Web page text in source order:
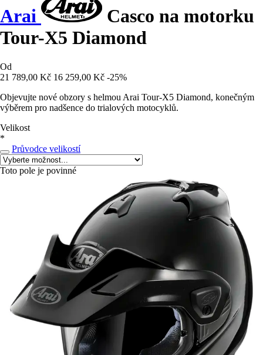
Arai
Casco na motorku
Tour-X5 Diamond
Od
21 789,00 Kč 16 259,00 Kč -25%
Objevujte nové obzory s helmou Arai Tour-X5 Diamond, konečným
výběrem pro nadšence do trialových motocyklů.
Velikost
*
Průvodce velikostí
Toto pole je povinné